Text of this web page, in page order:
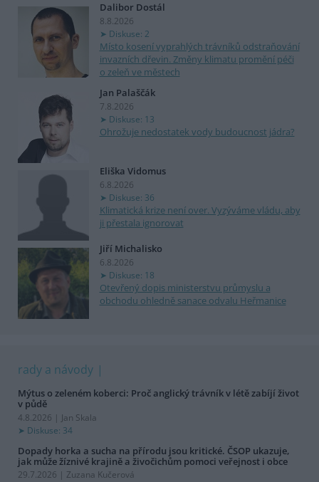
Dalibor Dostál
8.8.2026
Diskuse: 2
Místo kosení vyprahlých trávníků odstraňování
invazních dřevin. Změny klimatu promění péči
o zeleň ve městech
Jan Palaščák
7.8.2026
Diskuse: 13
Ohrožuje nedostatek vody budoucnost jádra?
Eliška Vidomus
6.8.2026
Diskuse: 36
Klimatická krize není over. Vyzýváme vládu, aby
ji přestala ignorovat
Jiří Michalisko
6.8.2026
Diskuse: 18
Otevřený dopis ministerstvu průmyslu a
obchodu ohledně sanace odvalu Heřmanice
rady a návody
Mýtus o zeleném koberci: Proč anglický trávník v létě zabíjí život
v půdě
4.8.2026 | Jan Skala
Diskuse: 34
Dopady horka a sucha na přírodu jsou kritické. ČSOP ukazuje,
jak může žíznivé krajině a živočichům pomoci veřejnost i obce
29.7.2026 | Zuzana Kučerová